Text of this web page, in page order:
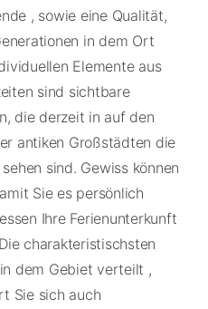
, sowie eine Qualität,
in dem Ort
Elemente aus
sind sichtbare
die derzeit in auf den
antiken Großstädten die
sind. Gewiss können
Sie es persönlich
Ihre Ferienunterkunft
charakteristischsten
dem Gebiet verteilt ,
Sie sich auch